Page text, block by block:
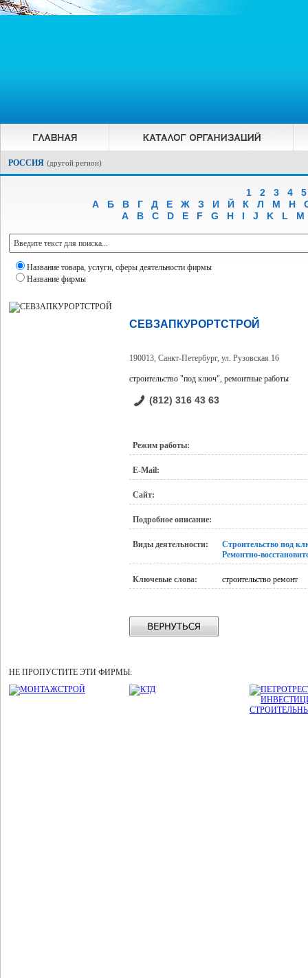
РОССИЯ (другой регион)
1 2 3 4
5
А
Б В Г Д Е Ж З И Й К Л М Н
A
B C D E F G H I J K L M
Название товара, услуги, сферы деятельности фирмы
Название фирмы
СЕВЗАПКУРОРТСТРОЙ
190013, Санкт-Петербург, ул. Рузовская 16
строительство "под ключ", ремонтные работы
(812) 316 43 63
Режим работы:
E-Mail:
Сайт:
Подробное описание:
Виды деятельности:
Строительство под
Ремонтно-
Ключевые слова: строительство ремонт
НЕ ПРОПУСТИТЕ ЭТИ ФИРМЫ: